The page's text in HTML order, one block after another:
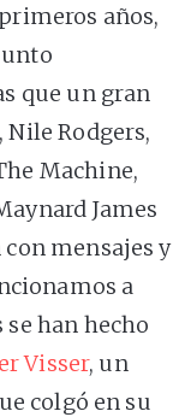
años,
que un gran
Nile Rodgers,
Machine,
James
mensajes y
a
han hecho
Visser, un
colgó en su